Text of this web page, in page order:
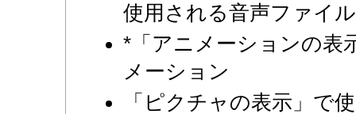
使用される音声ファイル
*「アニメーションの表
メーション
「ピクチャの表示」で